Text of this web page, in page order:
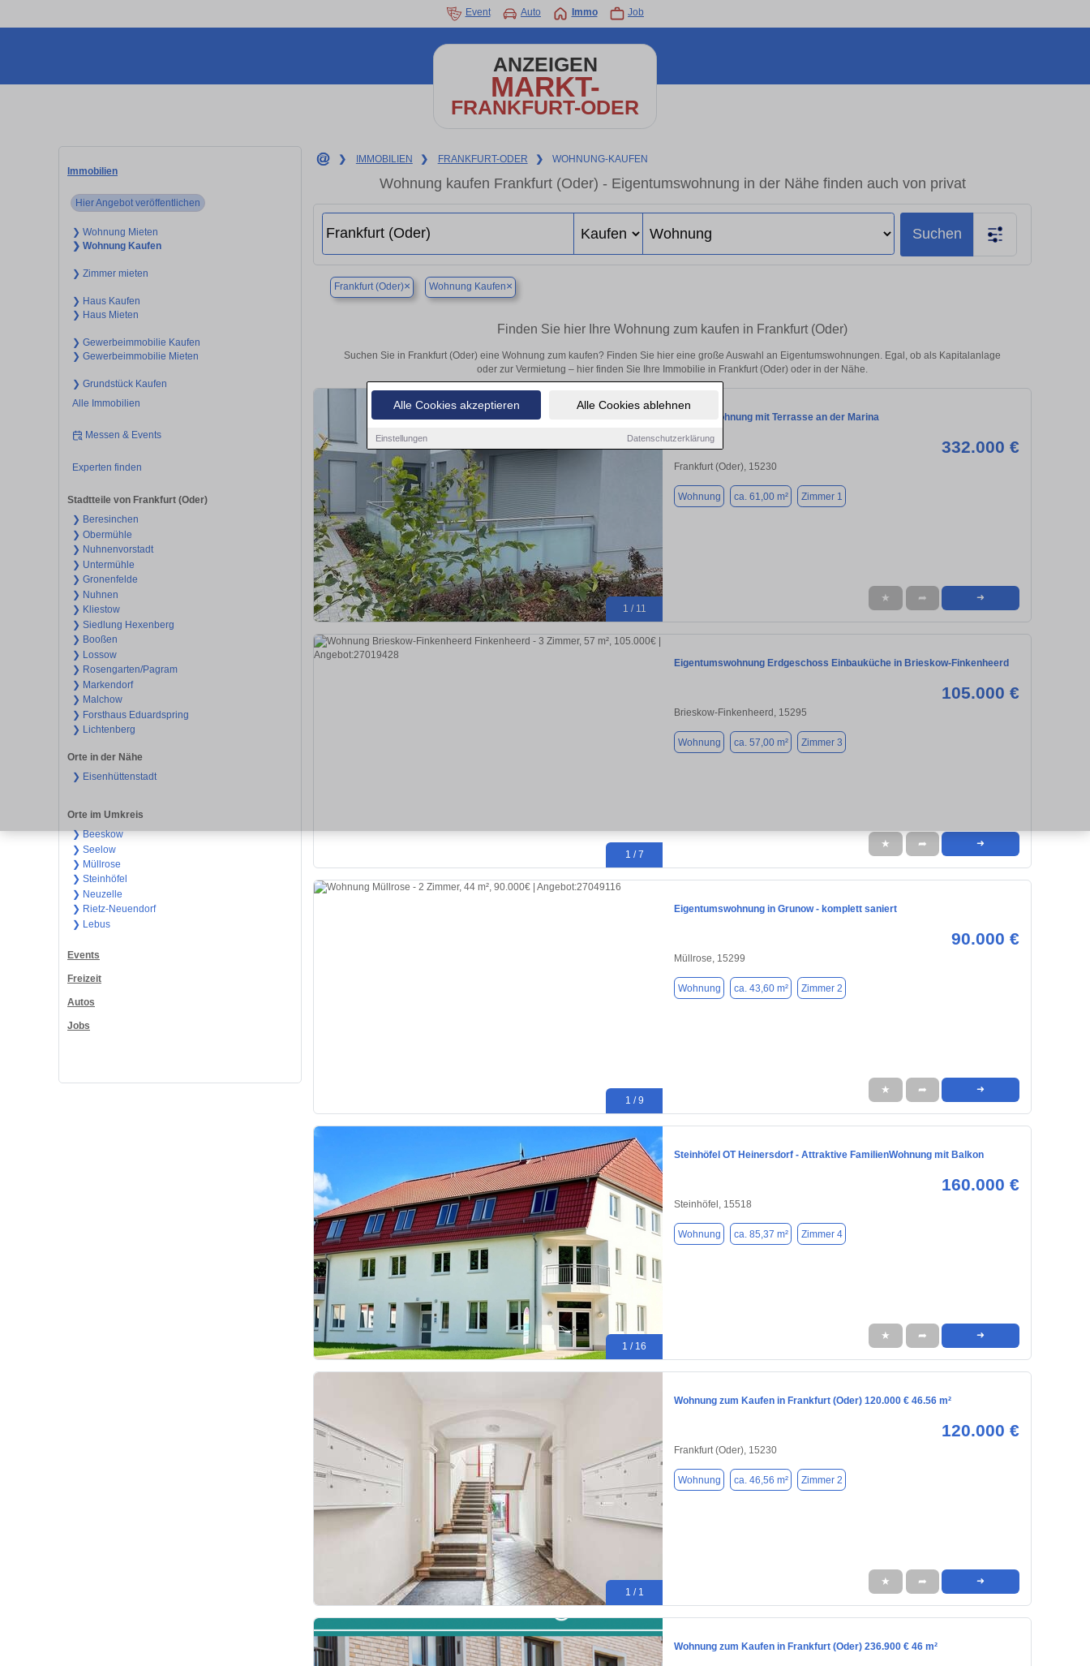
Alle Cookies akzeptieren Alle Cookies ablehnen
Einstellungen Datenschutzerklärung
Event Auto Immo Job
ANZEIGEN
MARKT-
FRANKFURT-ODER
Immobilien
Hier Angebot veröffentlichen
❯ Wohnung Mieten
❯ Wohnung Kaufen
❯ Zimmer mieten
❯ Haus Kaufen
❯ Haus Mieten
❯ Gewerbeimmobilie Kaufen
❯ Gewerbeimmobilie Mieten
❯ Grundstück Kaufen
Alle Immobilien
Messen & Events
Experten finden
Stadtteile von Frankfurt (Oder)
❯ Beresinchen
❯ Obermühle
❯ Nuhnenvorstadt
❯ Untermühle
❯ Gronenfelde
❯ Nuhnen
❯ Kliestow
❯ Siedlung Hexenberg
❯ Booßen
❯ Lossow
❯ Rosengarten/Pagram
❯ Markendorf
❯ Malchow
❯ Forsthaus Eduardspring
❯ Lichtenberg
Orte in der Nähe
❯ Eisenhüttenstadt
Orte im Umkreis
❯ Beeskow
❯ Seelow
❯ Müllrose
❯ Steinhöfel
❯ Neuzelle
❯ Rietz-Neuendorf
❯ Lebus
Events
Freizeit
Autos
Jobs
❯ IMMOBILIEN ❯ FRANKFURT-ODER ❯ WOHNUNG-KAUFEN
Wohnung kaufen Frankfurt (Oder) - Eigentumswohnung in der Nähe finden auch von privat
Suchen
Frankfurt (Oder)× Wohnung Kaufen×
Finden Sie hier Ihre Wohnung zum kaufen in Frankfurt (Oder)
Suchen Sie in Frankfurt (Oder) eine Wohnung zum kaufen? Finden Sie hier eine große Auswahl an Eigentumswohnungen. Egal, ob als Kapitalanlage
oder zur Vermietung – hier finden Sie Ihre Immobilie in Frankfurt (Oder) oder in der Nähe.
1 / 11
2 RaumWohnung mit Terrasse an der Marina
332.000 €
Frankfurt (Oder), 15230
Wohnung ca. 61,00 m² Zimmer 1
★ ➦ ➜
1 / 7
Eigentumswohnung Erdgeschoss Einbauküche in Brieskow-Finkenheerd
105.000 €
Brieskow-Finkenheerd, 15295
Wohnung ca. 57,00 m² Zimmer 3
★ ➦ ➜
1 / 9
Eigentumswohnung in Grunow - komplett saniert
90.000 €
Müllrose, 15299
Wohnung ca. 43,60 m² Zimmer 2
★ ➦ ➜
1 / 16
Steinhöfel OT Heinersdorf - Attraktive FamilienWohnung mit Balkon
160.000 €
Steinhöfel, 15518
Wohnung ca. 85,37 m² Zimmer 4
★ ➦ ➜
1 / 1
Wohnung zum Kaufen in Frankfurt (Oder) 120.000 € 46.56 m²
120.000 €
Frankfurt (Oder), 15230
Wohnung ca. 46,56 m² Zimmer 2
★ ➦ ➜
Wohnung zum Kaufen in Frankfurt (Oder) 236.900 € 46 m²